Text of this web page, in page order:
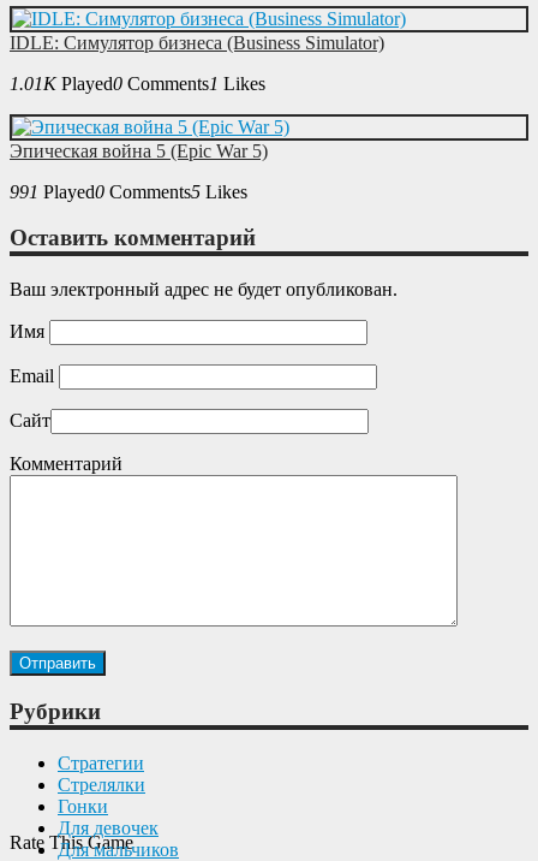
Rate This Game
IDLE: Симулятор бизнеса (Business Simulator)
1.01K Played0 Comments1 Likes
Эпическая война 5 (Epic War 5)
991 Played0 Comments5 Likes
Оставить комментарий
Ваш электронный адрес не будет опубликован.
Имя
Email
Сайт
Комментарий
Рубрики
Cтратегии
Cтрелялки
Гонки
Для девочек
Для мальчиков